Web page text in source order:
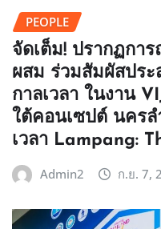
PEOPLE
จัดเต็ม! ปรากฏกา
ผสม ร่วมสัมผัสปร
กาลเวลา ในงาน
ใต้คอนเซปต์ นครล
เวลา Lampang:
Admin2 ก.ย. 7,